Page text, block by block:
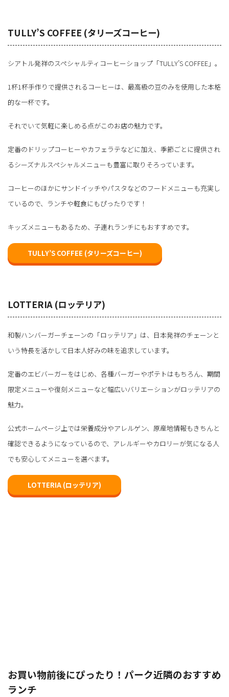
TULLY’S COFFEE (タリーズコーヒー)
シアトル発祥のスペシャルティコーヒーショップ「TULLY’S COFFEE」。
1杯1杯手作りで提供されるコーヒーは、最高級の豆のみを使用した本格
的な一杯です。
それでいて気軽に楽しめる点がこのお店の魅力です。
定番のドリップコーヒーやカフェラテなどに加え、季節ごとに提供され
るシーズナルスペシャルメニューも豊富に取りそろっています。
コーヒーのほかにサンドイッチやパスタなどのフードメニューも充実し
ているので、ランチや軽食にもぴったりです！
キッズメニューもあるため、子連れランチにもおすすめです。
TULLY’S COFFEE (タリーズコーヒー)
LOTTERIA (ロッテリア)
和製ハンバーガーチェーンの「ロッテリア」は、日本発祥のチェーンと
いう特長を活かして日本人好みの味を追求しています。
定番のエビバーガーをはじめ、各種バーガーやポテトはもちろん、期間
限定メニューや復刻メニューなど幅広いバリエーションがロッテリアの
魅力。
公式ホームページ上では栄養成分やアレルゲン、原産地情報もきちんと
確認できるようになっているので、アレルギーやカロリーが気になる人
でも安心してメニューを選べます。
LOTTERIA (ロッテリア)
お買い物前後にぴったり！パーク近隣のおすすめ
ランチ